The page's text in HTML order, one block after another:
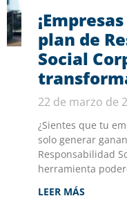
plan de
Social
22 de marzo de
¿Sientes que tu
solo generar
Responsabilidad
herramienta
LEER MÁS